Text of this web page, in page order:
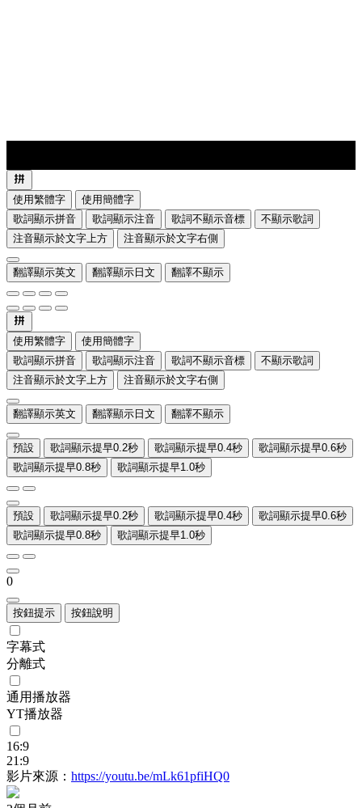
使用繁體字
使用簡體字
歌詞顯示拼音
歌詞顯示注音 歌詞不顯示音標
不顯示歌詞
注音顯示於文字上方
注音顯示於文字右側
翻譯顯示英文 翻譯顯示日文 翻譯不顯示
使用繁體字
使用簡體字
歌詞顯示拼音
歌詞顯示注音 歌詞不顯示音標
不顯示歌詞
注音顯示於文字上方
注音顯示於文字右側
翻譯顯示英文 翻譯顯示日文 翻譯不顯示
預設 歌詞顯示提早0.2秒 歌詞顯示提早0.4秒
歌詞顯示提早0.6秒
歌詞顯示提早0.8秒
歌詞顯示提早1.0秒
預設 歌詞顯示提早0.2秒 歌詞顯示提早0.4秒
歌詞顯示提早0.6秒
歌詞顯示提早0.8秒
歌詞顯示提早1.0秒
0
按鈕提示 按鈕說明
字幕式
分離式
通用播放器
YT播放器
16:9
21:9
影片來源： https://youtu.be/mLk61pfiHQ0